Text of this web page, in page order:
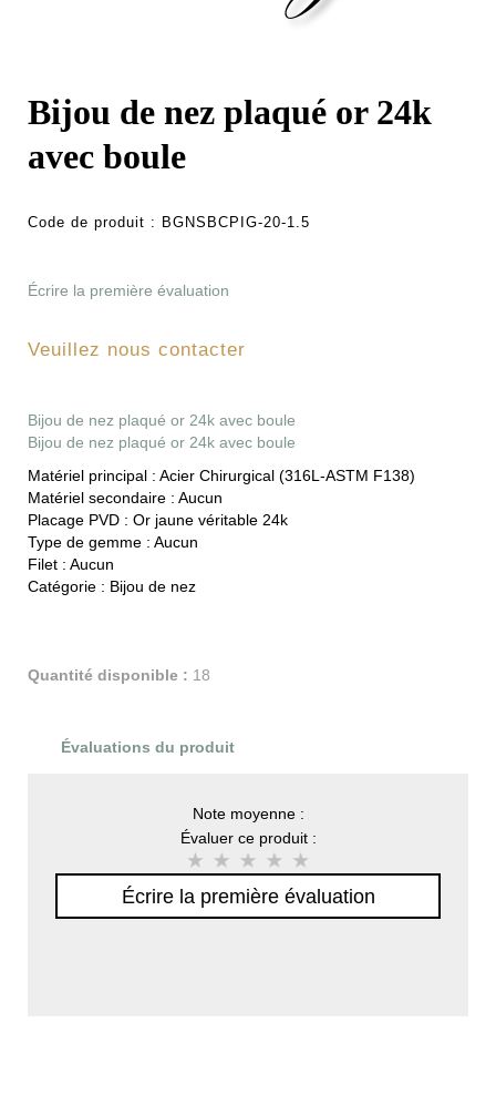
Bijou de nez plaqué or 24k
avec boule
Code de produit : BGNSBCPIG-20-1.5
Écrire la première évaluation
Veuillez nous contacter
Bijou de nez plaqué or 24k avec boule
Bijou de nez plaqué or 24k avec boule
Matériel principal : Acier Chirurgical (316L-ASTM F138)
Matériel secondaire : Aucun
Placage PVD : Or jaune véritable 24k
Type de gemme : Aucun
Filet : Aucun
Catégorie : Bijou de nez
Quantité disponible : 18
Évaluations du produit
Note moyenne :
Évaluer ce produit :
Écrire la première évaluation